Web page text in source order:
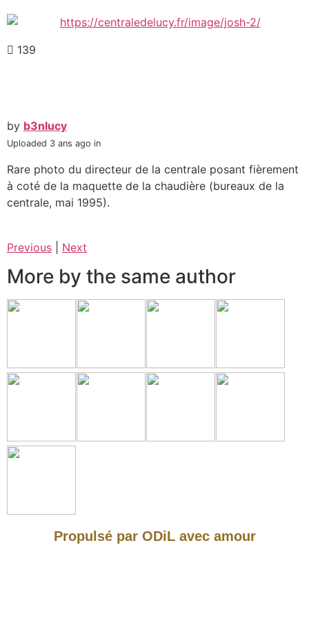
139
by b3nlucy
Uploaded 3 ans ago in
Rare photo du directeur de la centrale posant fièrement
à coté de la maquette de la chaudière (bureaux de la
centrale, mai 1995).
Previous Next
More by the same author
Propulsé par ODiL avec amour